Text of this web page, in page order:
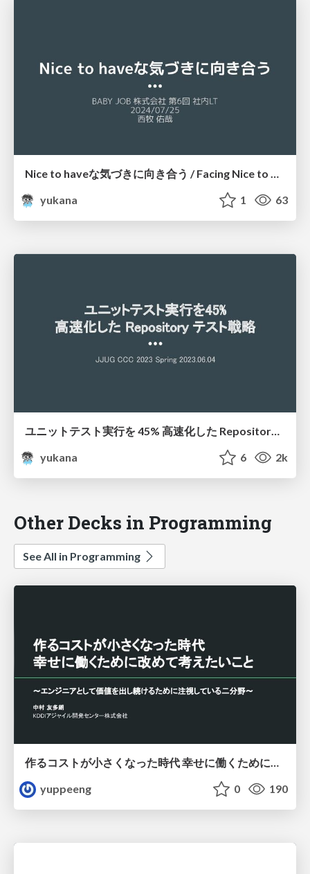
yukana
1 63
ユニットテスト実行を 45% 高速化した Repository テスト戦略 / Repository Test Strategy Speeds up Unit Test
yukana
6 2k
Other Decks in Programming
See All in Programming
作るコストが小さくなった時代 幸せに働くために改めて考えたいこと 〜エンジニアとして価値を出し続けるために注視している二分野〜
yuppeeng
0 190